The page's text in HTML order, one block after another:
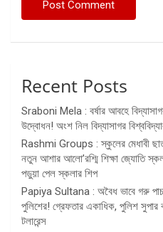
Recent Posts
Sraboni Mela : বর্ষার আবহে বিদ্যাসাগর
উদ্বোধন! অংশ নিল বিদ্যাসাগর
Rashmi Groups : স্কুলের মেধাবী
নতুন আশার আলো’রশ্মি শিক্ষা জ্যোতি
পড়ুয়া পেল স্কলার শিপ
Papiya Sultana : অবৈধ ভাবে গরু
পুলিশের! গ্রেফতার একাধিক, পুলিশ
টলারেন্স